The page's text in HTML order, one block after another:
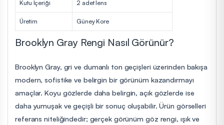
Kutu İçeriği 2 adet lens
Üretim Güney Kore
Brooklyn Gray Rengi Nasıl Görünür?
Brooklyn Gray, gri ve dumanlı ton geçişleri üzerinden bakışa
modern, sofistike ve belirgin bir görünüm kazandırmayı
amaçlar. Koyu gözlerde daha belirgin, açık gözlerde ise
daha yumuşak ve geçişli bir sonuç oluşabilir. Ürün görselleri
referans niteliğindedir; gerçek görünüm göz rengi, ışık ve